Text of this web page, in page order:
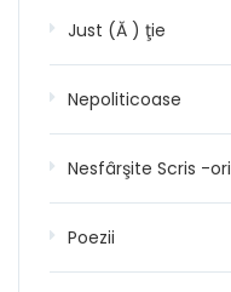
Just (Ă ) ţie
Nepoliticoase
Nesfârşite Scris -ori
Poezii